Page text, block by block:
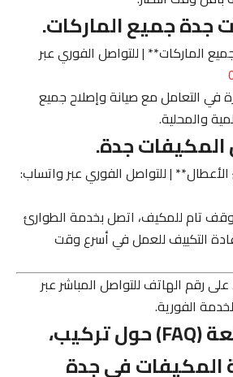
جدة جميع الماركات.
الماركات** | للتواصل الفوري عبر
في التعامل مع صيانة وإصلاح جميع
والمحلية.
جدة.
| للتواصل الفوري عبر واتساب:
تام للمكيف، اتصل بخدمة الطوارئ
التكييف للعمل في أسرع وقت
رقم الهاتف للتواصل المباشر عبر
الفورية.
الأسئلة الشائعة (FAQ) حول تركيب،
المكيفات في جدة